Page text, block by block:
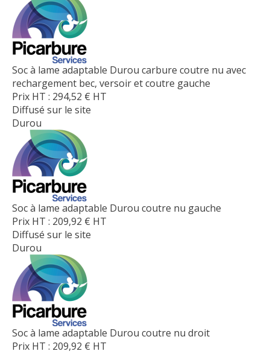
Soc à lame adaptable Durou carbure coutre nu avec
rechargement bec, versoir et coutre gauche
Prix HT : 294,52 € HT
Diffusé sur le site
Durou
Soc à lame adaptable Durou coutre nu gauche
Prix HT : 209,92 € HT
Diffusé sur le site
Durou
Soc à lame adaptable Durou coutre nu droit
Prix HT : 209,92 € HT